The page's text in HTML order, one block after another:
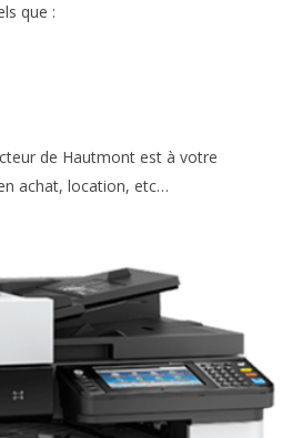
que :
de Hautmont est à votre
achat, location, etc…